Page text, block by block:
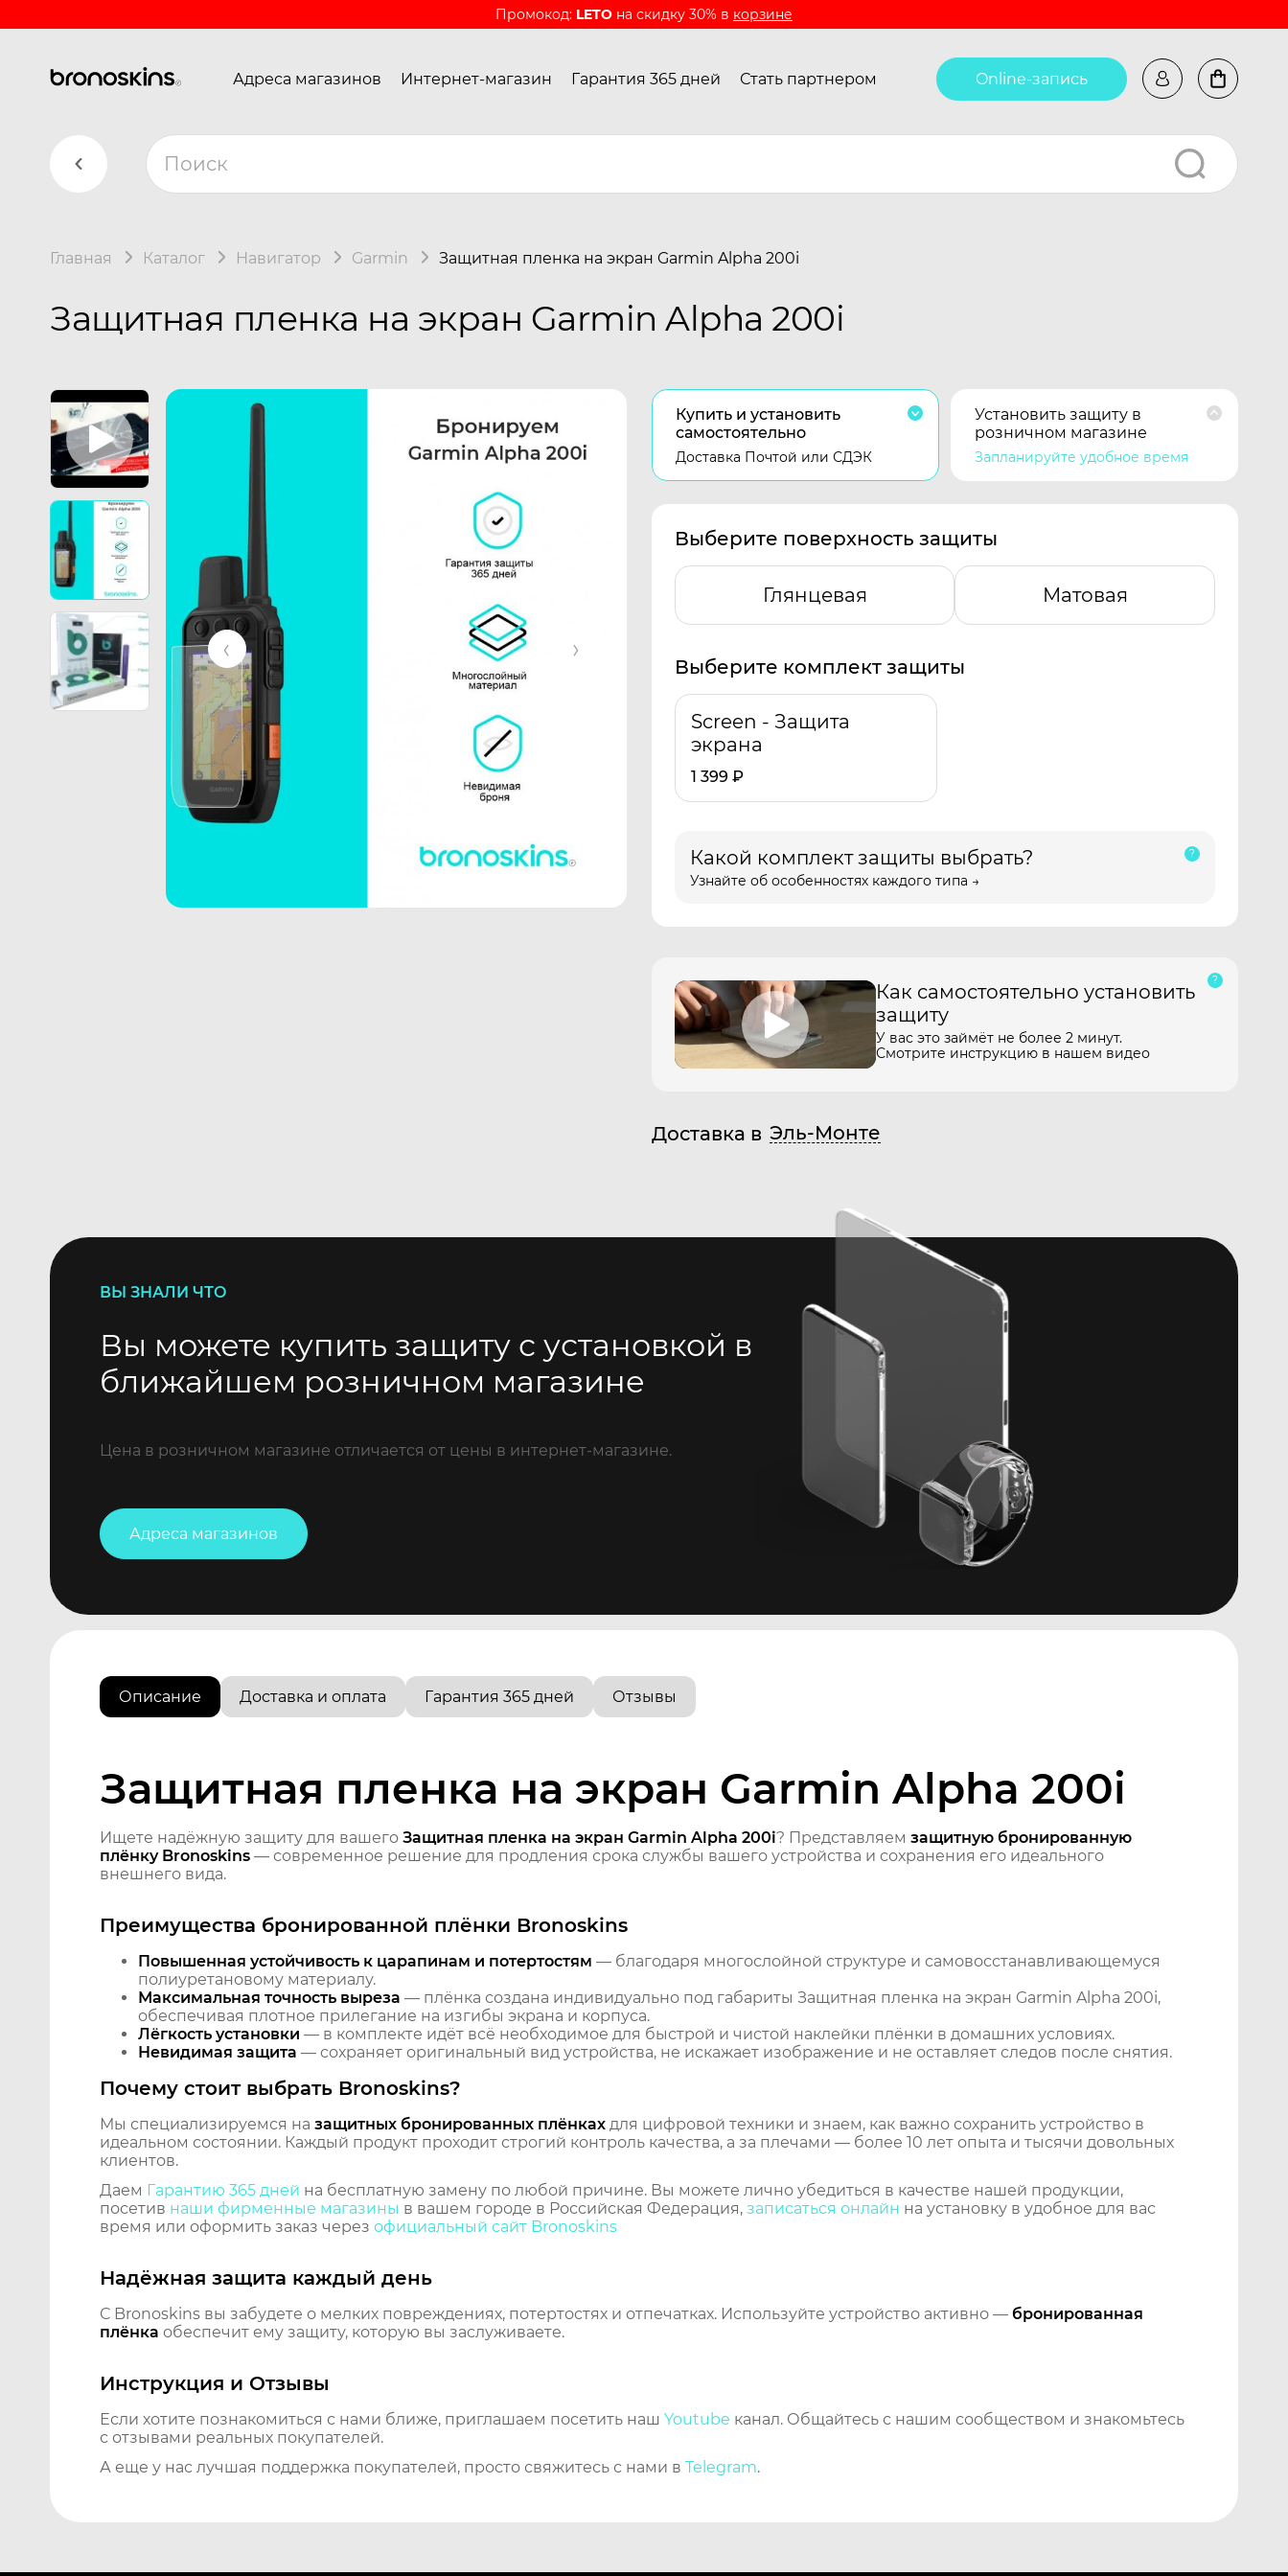
Промокод: LETO на скидку 30% в корзине
Адреса магазинов Интернет-магазин Гарантия 365 дней Стать партнером Online-запись
Главная Каталог Навигатор Garmin Защитная пленка на экран Garmin Alpha 200i
Защитная пленка на экран Garmin Alpha 200i
Купить и установить
самостоятельно
Доставка Почтой или СДЭК
Установить защиту в
розничном магазине
Запланируйте удобное время
Выберите поверхность защиты
Глянцевая Матовая
Выберите комплект защиты
Screen - Защита
экрана
1 399 ₽
Какой комплект защиты выбрать?
Узнайте об особенностях каждого типа →
Как самостоятельно установить
защиту
У вас это займёт не более 2 минут.
Смотрите инструкцию в нашем видео
Доставка в Эль-Монте
ВЫ ЗНАЛИ ЧТО
Вы можете купить защиту с установкой в
ближайшем розничном магазине
Цена в розничном магазине отличается от цены в интернет-магазине.
Адреса магазинов
Описание Доставка и оплата Гарантия 365 дней Отзывы
Защитная пленка на экран Garmin Alpha 200i
Ищете надёжную защиту для вашего Защитная пленка на экран Garmin Alpha 200i? Представляем защитную бронированную
плёнку Bronoskins — современное решение для продления срока службы вашего устройства и сохранения его идеального
внешнего вида.
Преимущества бронированной плёнки Bronoskins
Повышенная устойчивость к царапинам и потертостям — благодаря многослойной структуре и самовосстанавливающемуся
полиуретановому материалу.
Максимальная точность выреза — плёнка создана индивидуально под габариты Защитная пленка на экран Garmin Alpha 200i,
обеспечивая плотное прилегание на изгибы экрана и корпуса.
Лёгкость установки — в комплекте идёт всё необходимое для быстрой и чистой наклейки плёнки в домашних условиях.
Невидимая защита — сохраняет оригинальный вид устройства, не искажает изображение и не оставляет следов после снятия.
Почему стоит выбрать Bronoskins?
Мы специализируемся на защитных бронированных плёнках для цифровой техники и знаем, как важно сохранить устройство в
идеальном состоянии. Каждый продукт проходит строгий контроль качества, а за плечами — более 10 лет опыта и тысячи довольных
клиентов.
Даем Гарантию 365 дней на бесплатную замену по любой причине. Вы можете лично убедиться в качестве нашей продукции,
посетив наши фирменные магазины в вашем городе в Российская Федерация, записаться онлайн на установку в удобное для вас
время или оформить заказ через официальный сайт Bronoskins
Надёжная защита каждый день
С Bronoskins вы забудете о мелких повреждениях, потертостях и отпечатках. Используйте устройство активно — бронированная
плёнка обеспечит ему защиту, которую вы заслуживаете.
Инструкция и Отзывы
Если хотите познакомиться с нами ближе, приглашаем посетить наш Youtube канал. Общайтесь с нашим сообществом и знакомьтесь
с отзывами реальных покупателей.
А еще у нас лучшая поддержка покупателей, просто свяжитесь с нами в Telegram.